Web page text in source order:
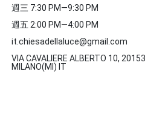
聖經金句
志愿者招募
週三 7:30 PM—9:30 PM
週五 2:00 PM—4:00 PM
it.chiesadellaluce@gmail.com
VIA CAVALIERE ALBERTO 10, 20153
MILANO(MI) IT